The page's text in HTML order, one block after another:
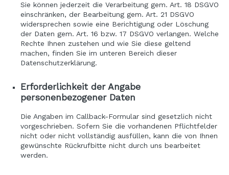
Sie können jederzeit die Verarbeitung gem. Art. 18 DSGVO
einschränken, der Bearbeitung gem. Art. 21 DSGVO
widersprechen sowie eine Berichtigung oder Löschung
der Daten gem. Art. 16 bzw. 17 DSGVO verlangen. Welche
Rechte Ihnen zustehen und wie Sie diese geltend
machen, finden Sie im unteren Bereich dieser
Datenschutzerklärung.
Erforderlichkeit der Angabe
personenbezogener Daten
Die Angaben im Callback-Formular sind gesetzlich nicht
vorgeschrieben. Sofern Sie die vorhandenen Pflichtfelder
nicht oder nicht vollständig ausfüllen, kann die von Ihnen
gewünschte Rückrufbitte nicht durch uns bearbeitet
werden.